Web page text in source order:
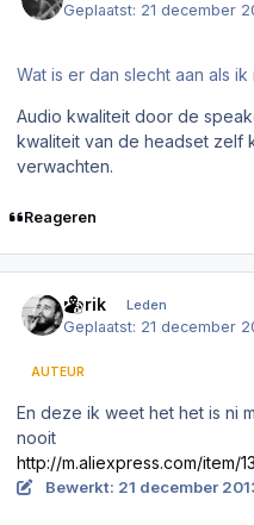
Geplaatst: 21 december
Wat is er dan slecht aan als ik
Audio kwaliteit door de
kwaliteit van de headset zelf
verwachten.
Reageren
norik Leden
Geplaatst: 21 december
AUTEUR
En deze ik weet het het is ni
nooit
http://m.aliexpress.com/item/
Bewerkt: 21 december